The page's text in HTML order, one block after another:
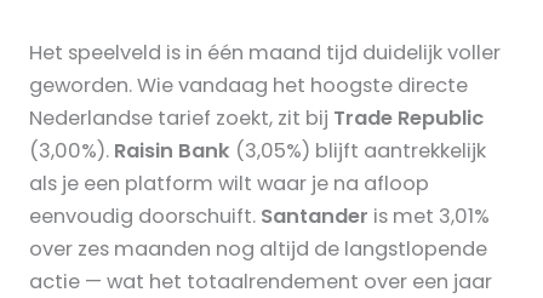
Het speelveld is in één maand tijd duidelijk voller
geworden. Wie vandaag het hoogste directe
Nederlandse tarief zoekt, zit bij Trade Republic
(3,00%). Raisin Bank (3,05%) blijft aantrekkelijk
als je een platform wilt waar je na afloop
eenvoudig doorschuift. Santander is met 3,01%
over zes maanden nog altijd de langstlopende
actie — wat het totaalrendement over een jaar